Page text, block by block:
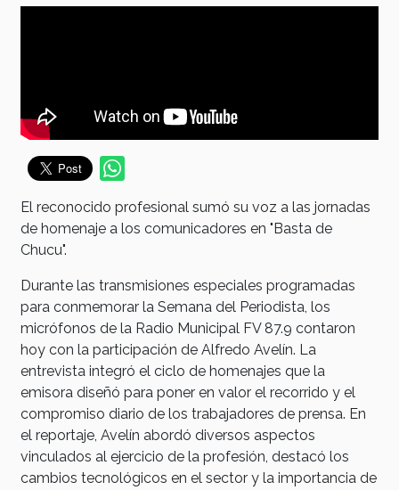
El reconocido profesional sumó su voz a las jornadas
de homenaje a los comunicadores en "Basta de
Chucu".
Durante las transmisiones especiales programadas
para conmemorar la Semana del Periodista, los
micrófonos de la Radio Municipal FV 87.9 contaron
hoy con la participación de Alfredo Avelín. La
entrevista integró el ciclo de homenajes que la
emisora diseñó para poner en valor el recorrido y el
compromiso diario de los trabajadores de prensa. En
el reportaje, Avelín abordó diversos aspectos
vinculados al ejercicio de la profesión, destacó los
cambios tecnológicos en el sector y la importancia de